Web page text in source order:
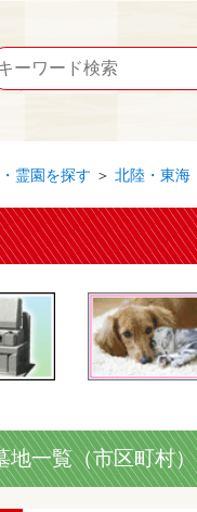
霊園を探す ＞ 北陸・東海
地一覧（市区町村）